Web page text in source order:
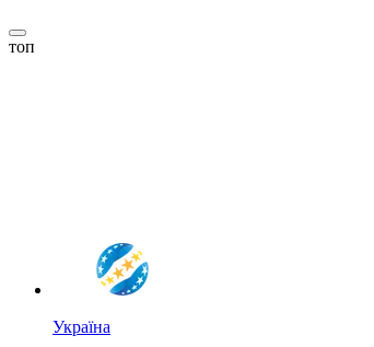
топ
Україна